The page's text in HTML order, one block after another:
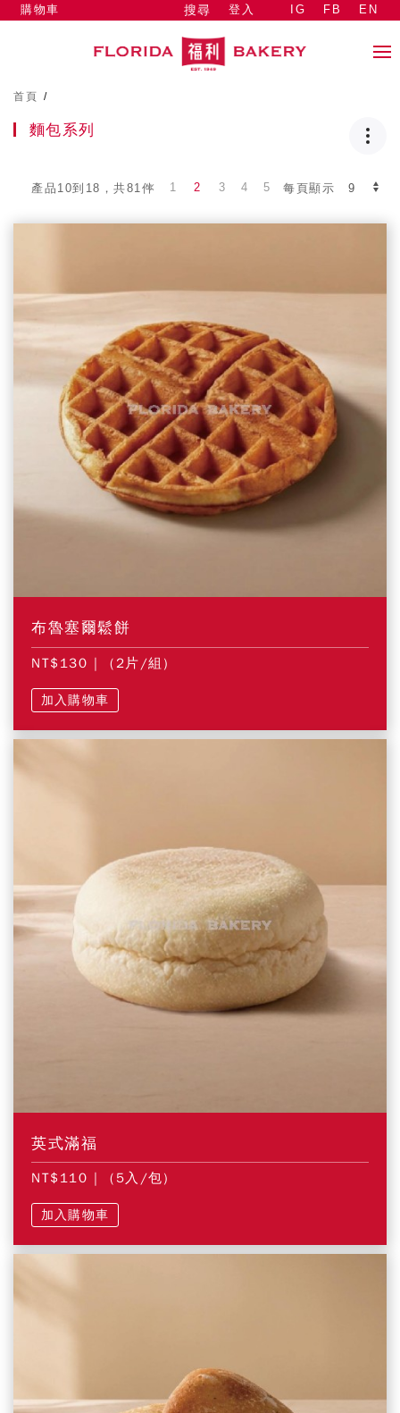
搜尋 登入
購物車 IG FB EN
首頁 /
麵包系列
產品10到18，共81件 每頁顯示
1 2 3 4 5
布魯塞爾鬆餅
NT$130 | (2片/組)
加入購物車
英式滿福
NT$110 | (5入/包)
加入購物車